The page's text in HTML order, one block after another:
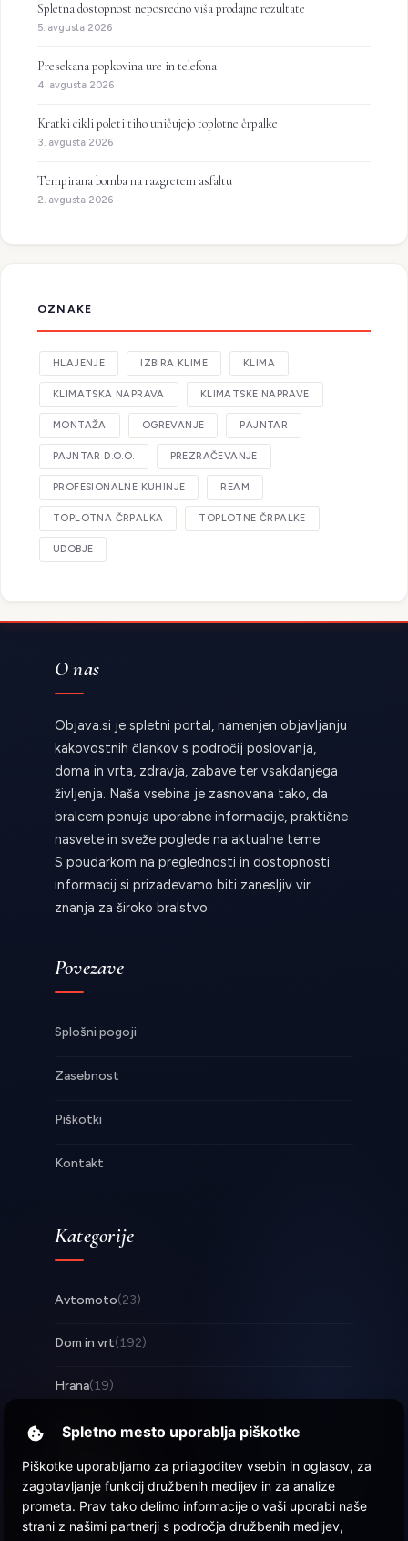
Spletna dostopnost neposredno viša prodajne rezultate
5. avgusta 2026
Presekana popkovina ure in telefona
4. avgusta 2026
Kratki cikli poleti tiho uničujejo toplotne črpalke
3. avgusta 2026
Tempirana bomba na razgretem asfaltu
2. avgusta 2026
OZNAKE
HLAJENJE IZBIRA KLIME KLIMA
KLIMATSKA NAPRAVA KLIMATSKE NAPRAVE
MONTAŽA OGREVANJE PAJNTAR
PAJNTAR D.O.O. PREZRAČEVANJE
PROFESIONALNE KUHINJE REAM
TOPLOTNA ČRPALKA TOPLOTNE ČRPALKE
UDOBJE
O nas
Objava.si je spletni portal, namenjen objavljanju
kakovostnih člankov s področij poslovanja,
doma in vrta, zdravja, zabave ter vsakdanjega
življenja. Naša vsebina je zasnovana tako, da
bralcem ponuja uporabne informacije, praktične
nasvete in sveže poglede na aktualne teme.
S poudarkom na preglednosti in dostopnosti
informacij si prizadevamo biti zanesljiv vir
znanja za široko bralstvo.
Povezave
Splošni pogoji
Zasebnost
Piškotki
Kontakt
Kategorije
Avtomoto(23)
Dom in vrt(192)
Hrana(19)
Posel(253)
Tehnologija(17)
Zabava(57)
Spletno mesto uporablja piškotke
Piškotke uporabljamo za prilagoditev vsebin in oglasov, za
zagotavljanje funkcij družbenih medijev in za analize
prometa. Prav tako delimo informacije o vaši uporabi naše
strani z našimi partnerji s področja družbenih medijev,